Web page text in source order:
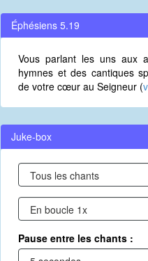
Éphésiens 5.19
Vous parlant les uns aux
hymnes et des cantiques
de votre cœur au Seigneur (
Juke-box
Pause entre les chants :